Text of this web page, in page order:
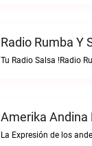
Radio Rumba Y
Tu Radio Salsa !Radio
Amerika Andina